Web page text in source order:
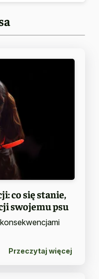
co się stanie,
swojemu psu
Przeczytaj więcej